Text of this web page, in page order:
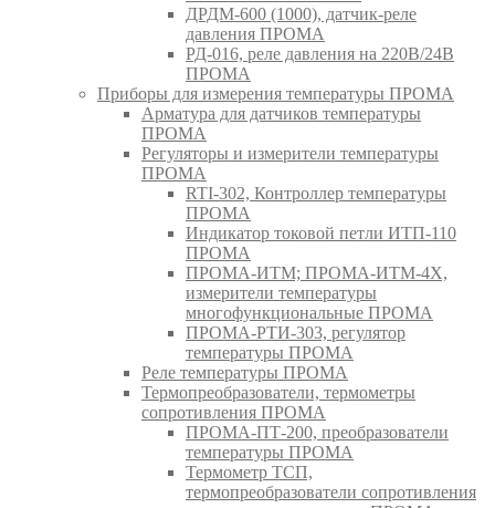
ДРДМ-600 (1000), датчик-реле
давления ПРОМА
РД-016, реле давления на 220В/24В
ПРОМА
Приборы для измерения температуры ПРОМА
Арматура для датчиков температуры
ПРОМА
Регуляторы и измерители температуры
ПРОМА
RTI-302, Контроллер температуры
ПРОМА
Индикатор токовой петли ИТП-110
ПРОМА
ПРОМА-ИТМ; ПРОМА-ИТМ-4Х,
измерители температуры
многофункциональные ПРОМА
ПРОМА-РТИ-303, регулятор
температуры ПРОМА
Реле температуры ПРОМА
Термопреобразователи, термометры
сопротивления ПРОМА
ПРОМА-ПТ-200, преобразователи
температуры ПРОМА
Термометр ТСП,
термопреобразователи сопротивления